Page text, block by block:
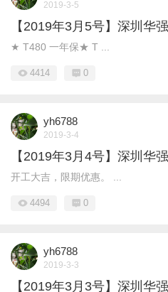
2019-3-5
【2019年3月5号】深圳华
★ T480 一年保★ T ...
4414 0
yh6788
2019-3-4
【2019年3月4号】深圳华
开工大吉，限期优惠。 ...
4494 0
yh6788
2019-3-3
【2019年3月3号】深圳华